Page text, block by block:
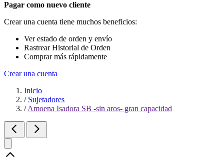
Pagar como nuevo cliente
Crear una cuenta tiene muchos beneficios:
Ver estado de orden y envío
Rastrear Historial de Orden
Comprar más rápidamente
Crear una cuenta
Inicio
/ Sujetadores
/ Amoena Isadora SB -sin aros- gran capacidad